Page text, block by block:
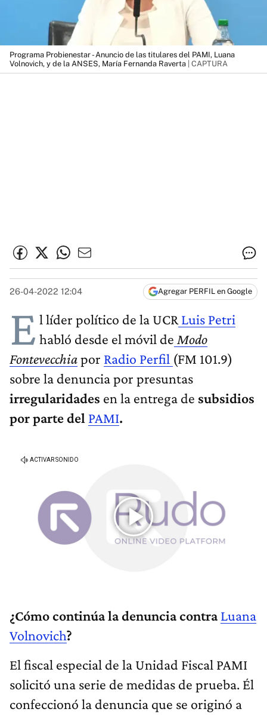
Programa Probienestar - Anuncio de las titulares del PAMI, Luana
Volnovich, y de la ANSES, María Fernanda Raverta | CAPTURA
26-04-2022 12:04 Agregar PERFIL en Google
E l líder político de la UCR Luis Petri
habló desde el móvil de Modo
Fontevecchiapor Radio Perfil (FM 101.9)
sobre la denuncia por presuntas
irregularidades en la entrega de subsidios
por parte del PAMI.
¿Cómo continúa la denuncia contraLuana
Volnovich?
El fiscal especial de la Unidad Fiscal PAMI
solicitó una serie de medidas de prueba. Él
confeccionó la denuncia que se originó a